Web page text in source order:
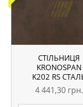
СТІЛЬНИЦЯ
KRONOSPAN
K202 RS
ІРЖАВА
ММ
4 441,30 грн.